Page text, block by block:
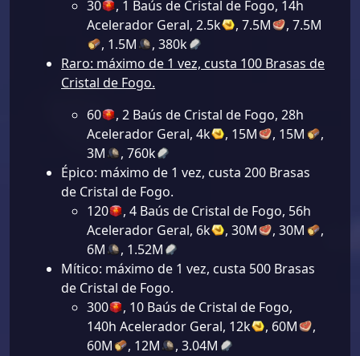
30
, 1 Baús de Cristal de Fogo, 14h
Acelerador Geral, 2.5k
, 7.5M
, 7.5M
, 1.5M
, 380k
Raro: máximo de 1 vez, custa 100 Brasas de
Cristal de Fogo.
60
, 2 Baús de Cristal de Fogo, 28h
Acelerador Geral, 4k
, 15M , 15M
,
3M
, 760k
Épico: máximo de 1 vez, custa 200 Brasas
de Cristal de Fogo.
120
, 4 Baús de Cristal de Fogo, 56h
Acelerador Geral, 6k
, 30M , 30M
,
6M
, 1.52M
Mítico: máximo de 1 vez, custa 500 Brasas
de Cristal de Fogo.
300
, 10 Baús de Cristal de Fogo,
140h Acelerador Geral, 12k
, 60M
,
60M
, 12M , 3.04M